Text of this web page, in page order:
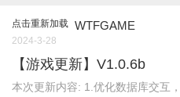
点击重新加载 WTFGAME
2024-3-28
【游戏更新】V1.0.6b
本次更新内容: 1.优化数据库交互